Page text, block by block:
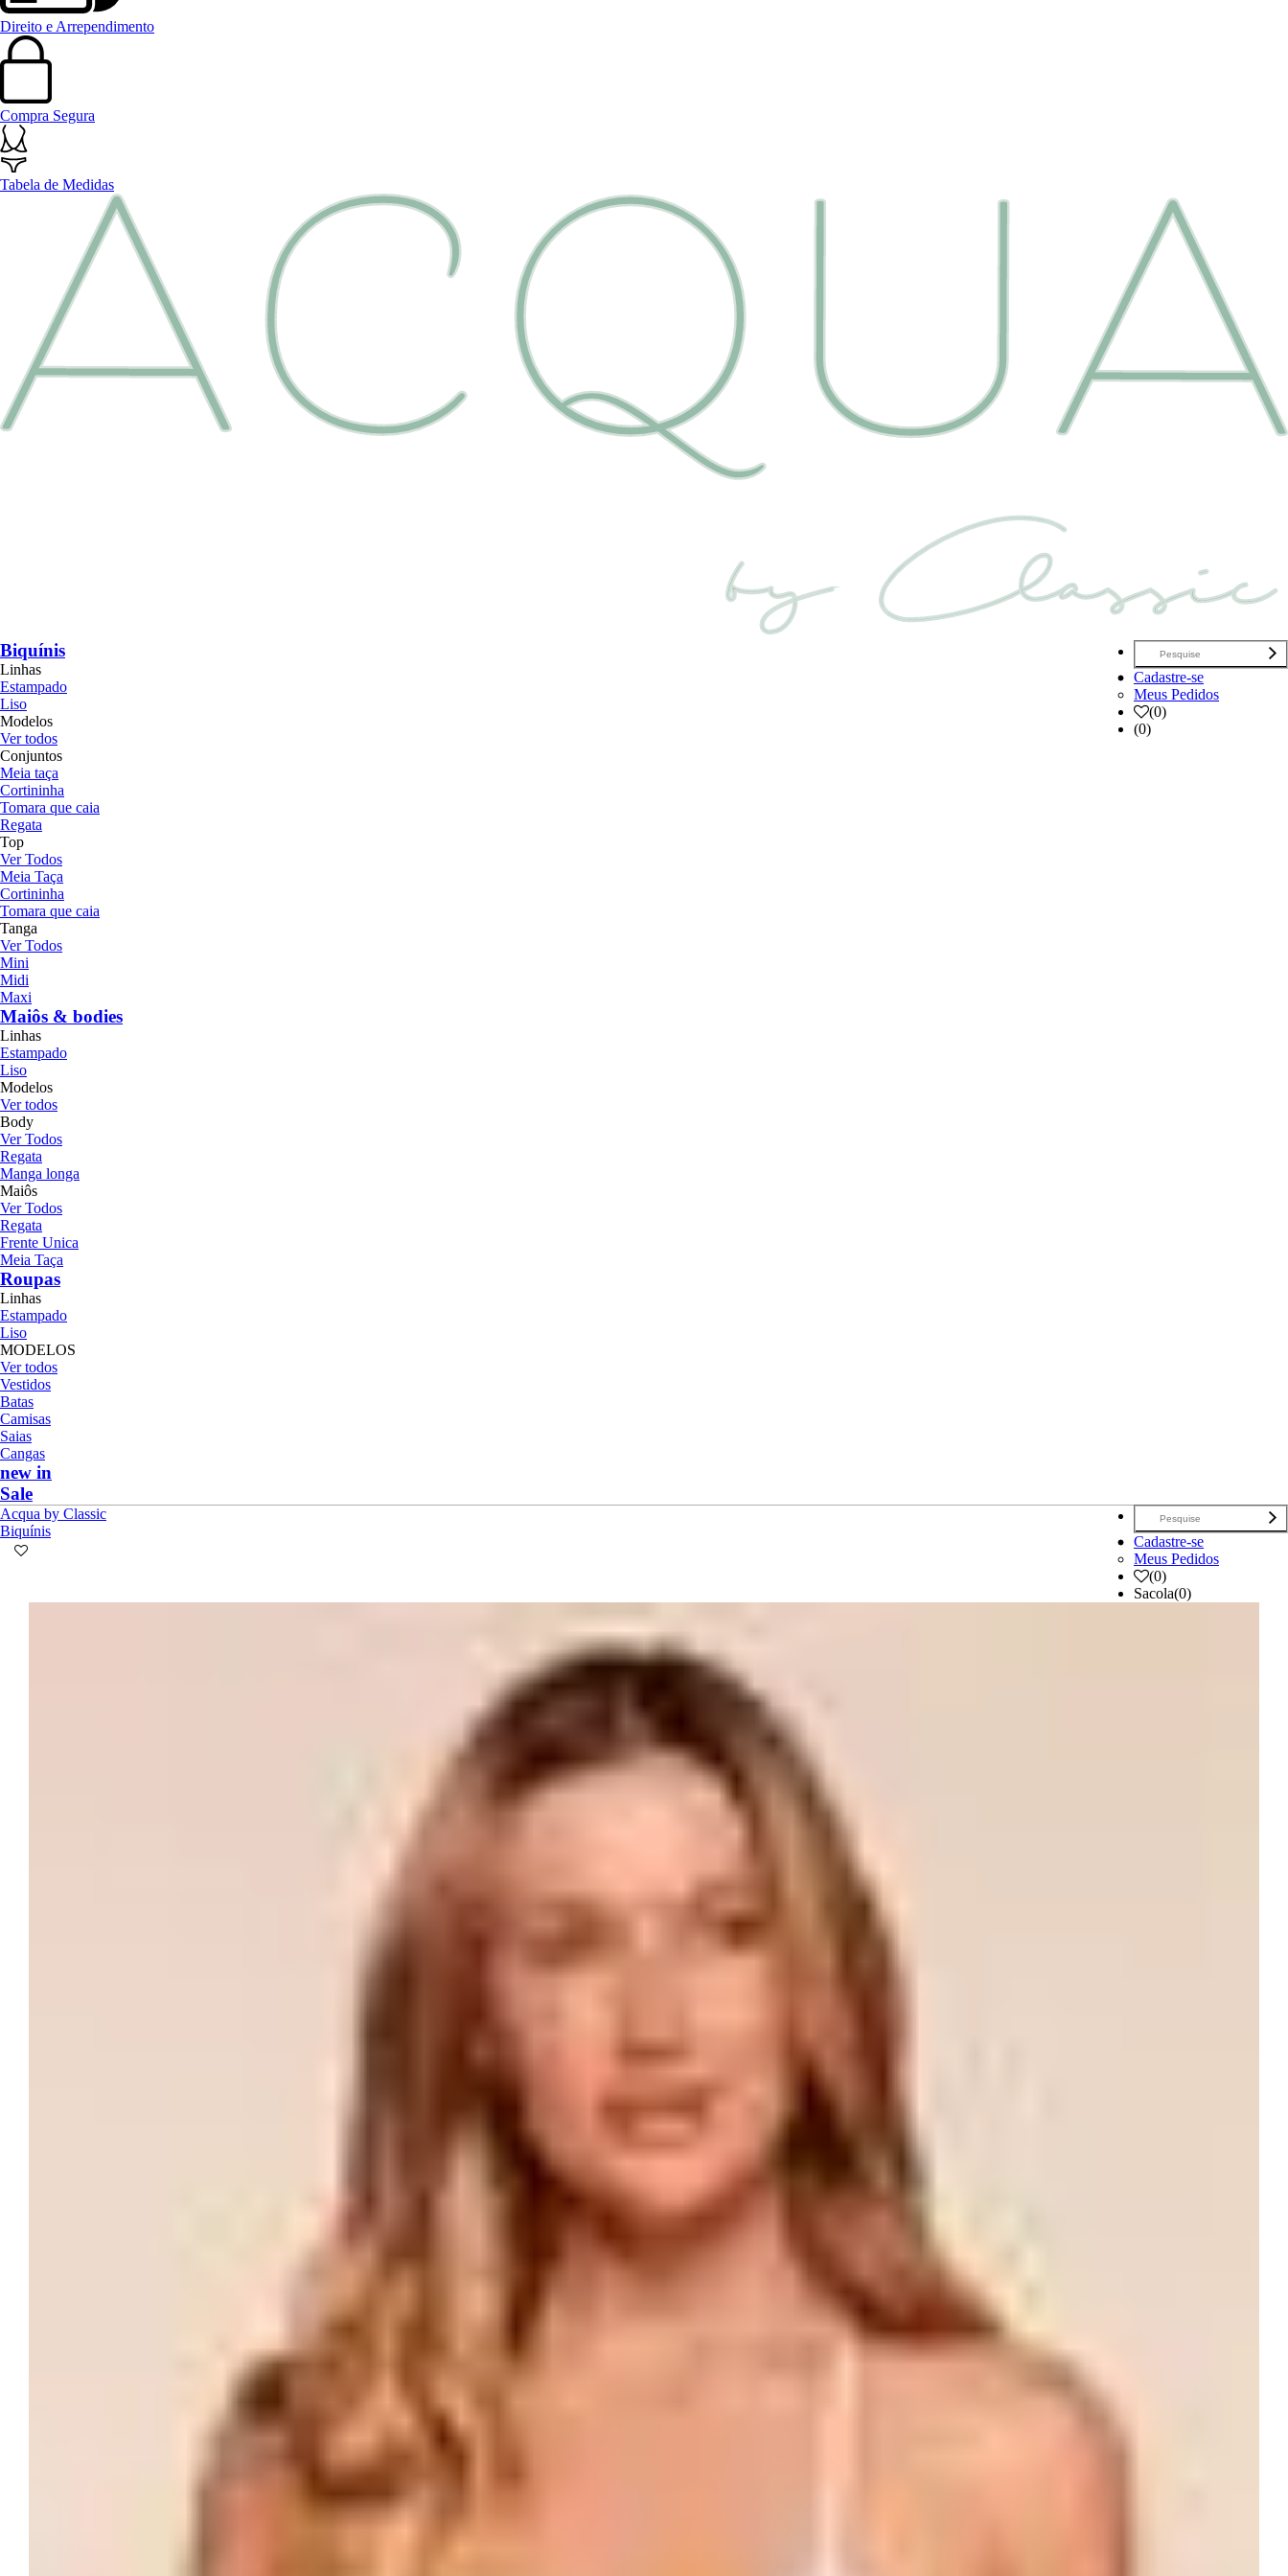
Direito e Arrependimento
Compra Segura
Tabela de Medidas
Cadastre-se
Meus Pedidos
(0)
(0)
Biquínis
Linhas
Estampado
Liso
Modelos
Ver todos
Conjuntos
Meia taça
Cortininha
Tomara que caia
Regata
Top
Ver Todos
Meia Taça
Cortininha
Tomara que caia
Tanga
Ver Todos
Mini
Midi
Maxi
Maiôs & bodies
Linhas
Estampado
Liso
Modelos
Ver todos
Body
Ver Todos
Regata
Manga longa
Maiôs
Ver Todos
Regata
Frente Unica
Meia Taça
Roupas
Linhas
Estampado
Liso
MODELOS
Ver todos
Vestidos
Batas
Camisas
Saias
Cangas
new in
Sale
Cadastre-se
Meus Pedidos
(0)
Sacola(0)
Acqua by Classic
Biquínis